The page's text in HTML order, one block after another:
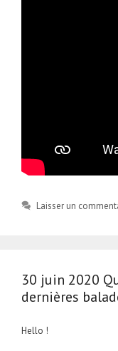
Laisser un
30 juin 2020
dernières
Hello !